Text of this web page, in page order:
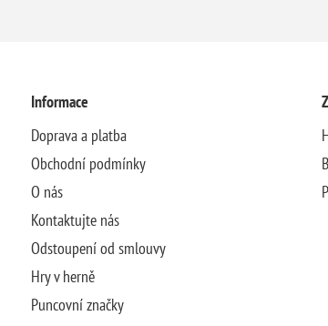
Informace
Doprava a platba
Obchodní podmínky
O nás
Kontaktujte nás
Odstoupení od smlouvy
Hry v herně
Puncovní značky